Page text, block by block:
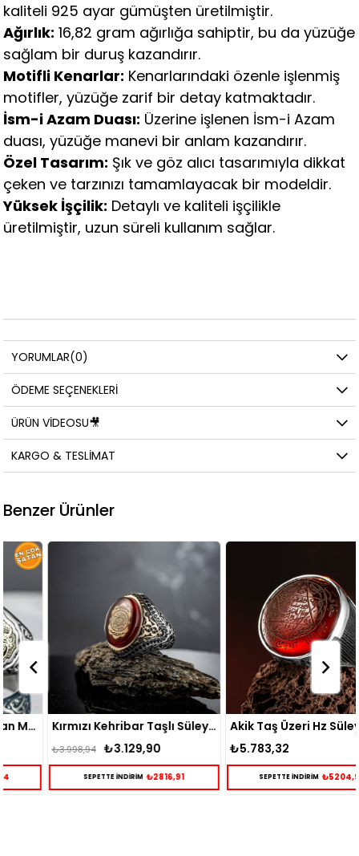
kaliteli 925 ayar gümüşten üretilmiştir.
Ağırlık: 16,82 gram ağırlığa sahiptir, bu da yüzüğe
sağlam bir duruş kazandırır.
Motifli Kenarlar: Kenarlarındaki özenle işlenmiş
motifler, yüzüğe zarif bir detay katmaktadır.
İsm-i Azam Duası: Üzerine işlenen İsm-i Azam
duası, yüzüğe manevi bir anlam kazandırır.
Özel Tasarım: Şık ve göz alıcı tasarımıyla dikkat
çeken ve tarzınızı tamamlayacak bir modeldir.
Yüksek İşçilik: Detaylı ve kaliteli işçilikle
üretilmiştir, uzun süreli kullanım sağlar.
YORUMLAR(0)
ÖDEME SEÇENEKLERI
ÜRÜN VIDEOSU🎥
KARGO & TESLIMAT
Benzer Ürünler
Kırmızı Kehribar Taşlı Süleyman Mührü İşlemeli Gümüş Yüzük
₺3.129,90
₺3.998,94
SEPETTE İNDİRİM ₺2816,91
Akik Taş Üzeri Hz Süleyman Mührü Kazıması Gümüş Yüzük
₺5.783,32
SEPETTE İNDİRİM ₺5204,99